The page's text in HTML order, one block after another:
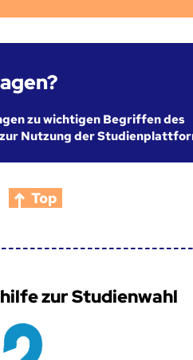
zu wichtigen Begriffen des
Nutzung der
Top
zur Studienwahl